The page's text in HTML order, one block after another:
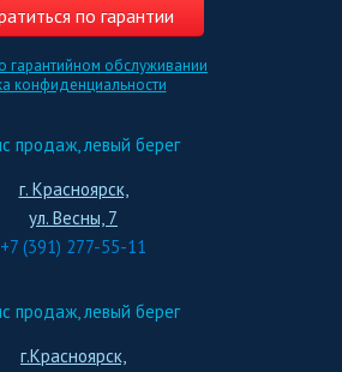
по гарантии
гарантийном обслуживании
конфиденциальности
продаж, левый берег
г. Красноярск,
ул. Весны, 7
+7 (391) 277-55-11
продаж, левый берег
г.Красноярск,